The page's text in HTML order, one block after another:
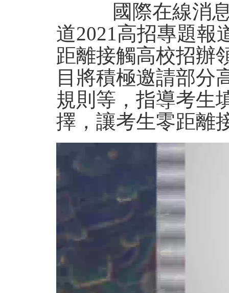
國際在線消
道2021高招專題報
距離接觸高校招辦
目將積極邀請部分
規則等，指導考生
擇，讓考生零距離